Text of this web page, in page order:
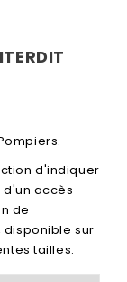
d'indiquer
accès
de
sur
tailles.